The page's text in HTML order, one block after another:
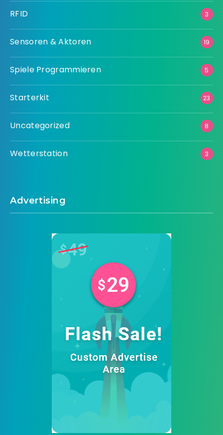
RFID 3
Sensoren & Aktoren 19
Spiele Programmieren 5
Starterkit 23
Uncategorized 8
Wetterstation 3
Advertising